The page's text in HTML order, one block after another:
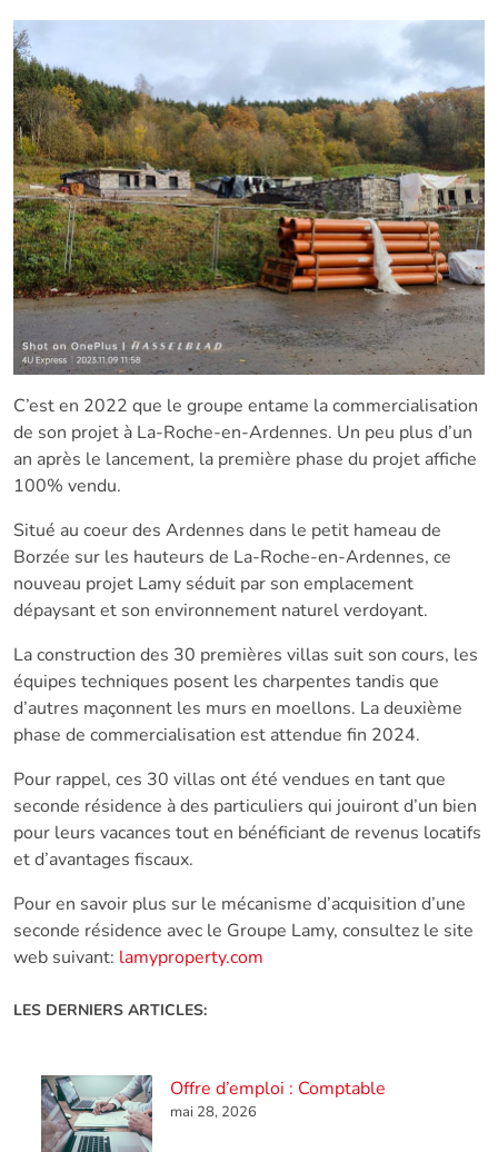
C’est en 2022 que le groupe entame la commercialisation
de son projet à La-Roche-en-Ardennes. Un peu plus d’un
an après le lancement, la première phase du projet affiche
100% vendu.
Situé au coeur des Ardennes dans le petit hameau de
Borzée sur les hauteurs de La-Roche-en-Ardennes, ce
nouveau projet Lamy séduit par son emplacement
dépaysant et son environnement naturel verdoyant.
La construction des 30 premières villas suit son cours, les
équipes techniques posent les charpentes tandis que
d’autres maçonnent les murs en moellons. La deuxième
phase de commercialisation est attendue fin 2024.
Pour rappel, ces 30 villas ont été vendues en tant que
seconde résidence à des particuliers qui jouiront d’un bien
pour leurs vacances tout en bénéficiant de revenus locatifs
et d’avantages fiscaux.
Pour en savoir plus sur le mécanisme d’acquisition d’une
seconde résidence avec le Groupe Lamy, consultez le site
web suivant: lamyproperty.com
LES DERNIERS ARTICLES:
Offre d’emploi : Comptable
mai 28, 2026